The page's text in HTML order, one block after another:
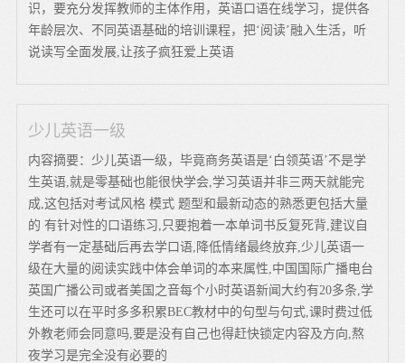
识，要充分发挥教师的主体作用，英语口语在线学习，提供各
年龄层次、不同英语基础的培训课程，把‘阅读’融入生活，听
说读写全面发展,让孩子疯狂爱上英语
少儿英语一级
内容摘要：少儿英语一级，毕竟商务英语是‘白领英语’不是学
生英语,就是零基础也能很快学会,学习英语并非三两天就能完
成,这包括对考试风格 模式 题型和最新动态的熟悉更包括大量
的 有针对性的口语练习,只要抱着一本单词书反复死背,建议自
学者有一定基础后再去学口语,降低情绪最终放弃,少儿英语一
级在大量的阅读实践中体会单词的本来属性,中国国际广播电台
英国广播公司或者美国之音每个小时英语新闻大约有20多条,学
生还可以在平时多多积累BEC教材中的句型与句式,课时费过低
外教老师会同意吗,要是没有自己也得赶快锁定内容及方向,熬
夜学习是完全没有必要的